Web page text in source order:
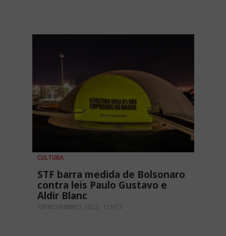
CULTURA
STF barra medida de Bolsonaro
contra leis Paulo Gustavo e
Aldir Blanc
09 NOVEMBRO, 2022 - 11H13